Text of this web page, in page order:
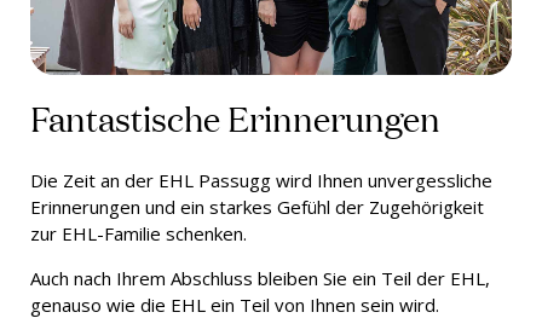
Fantastische Erinnerungen
Die Zeit an der EHL Passugg wird Ihnen unvergessliche
Erinnerungen und ein starkes Gefühl der Zugehörigkeit
zur EHL-Familie schenken.
Auch nach Ihrem Abschluss bleiben Sie ein Teil der EHL,
genauso wie die EHL ein Teil von Ihnen sein wird.